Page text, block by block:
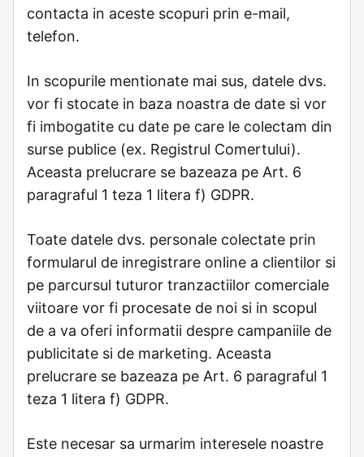
contacta in aceste scopuri prin e-mail,
telefon.
In scopurile mentionate mai sus, datele dvs.
vor fi stocate in baza noastra de date si vor
fi imbogatite cu date pe care le colectam din
surse publice (ex. Registrul Comertului).
Aceasta prelucrare se bazeaza pe Art. 6
paragraful 1 teza 1 litera f) GDPR.
Toate datele dvs. personale colectate prin
formularul de inregistrare online a clientilor si
pe parcursul tuturor tranzactiilor comerciale
viitoare vor fi procesate de noi si in scopul
de a va oferi informatii despre campaniile de
publicitate si de marketing. Aceasta
prelucrare se bazeaza pe Art. 6 paragraful 1
teza 1 litera f) GDPR.
Este necesar sa urmarim interesele noastre